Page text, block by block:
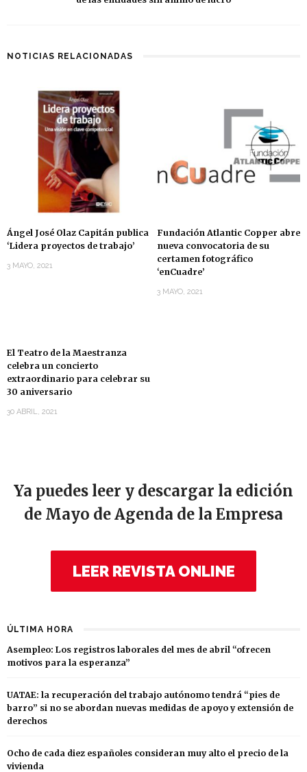
NOTICIAS RELACIONADAS
Ángel José Olaz Capitán publica
‘Lidera proyectos de trabajo’
3 MAYO, 2021
Fundación Atlantic Copper abre
nueva convocatoria de su
certamen fotográfico
‘enCuadre’
3 MAYO, 2021
El Teatro de la Maestranza
celebra un concierto
extraordinario para celebrar su
30 aniversario
30 ABRIL, 2021
Ya puedes leer y descargar la edición
de Mayo de Agenda de la Empresa
LEER REVISTA ONLINE
ÚLTIMA HORA
Asempleo: Los registros laborales del mes de abril “ofrecen
motivos para la esperanza”
UATAE: la recuperación del trabajo autónomo tendrá “pies de
barro” si no se abordan nuevas medidas de apoyo y extensión de
derechos
Ocho de cada diez españoles consideran muy alto el precio de la
vivienda